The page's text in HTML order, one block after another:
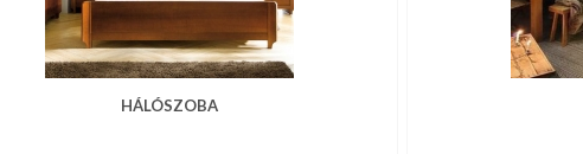
HÁLÓSZOBA